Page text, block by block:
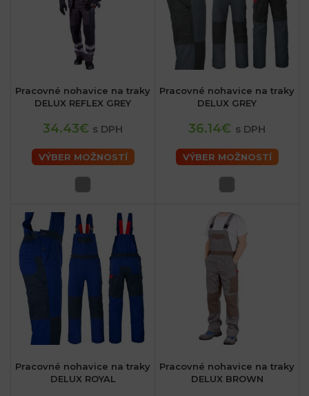
Pracovné nohavice na traky
DELUX REFLEX GREY
34.43€ s DPH
VÝBER MOŽNOSTÍ
Pracovné nohavice na traky
DELUX GREY
36.14€ s DPH
VÝBER MOŽNOSTÍ
Pracovné nohavice na traky
DELUX ROYAL
Pracovné nohavice na traky
DELUX BROWN